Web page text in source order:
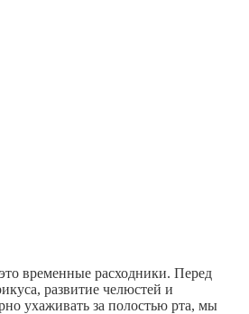
временные расходники. Перед
развитие челюстей и
ухаживать за полостью рта, мы